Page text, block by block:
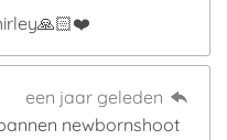
een jaar geleden
newbornshoot